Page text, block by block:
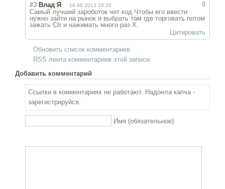
0
#3 Влад Я 16.09.2013 18:26
Самый лучший зароботок чит код.Чтобы его ввести
нужно зайти на рынок и выбрать там где торговать потом
зажать Ctr и нажимать много раз Х.
Цитировать
Обновить список комментариев
RSS лента комментариев этой записи
Добавить комментарий
Ссылки в комментариях не работают. Надоела капча -
зарегистрируйся.
Имя (обязательное)